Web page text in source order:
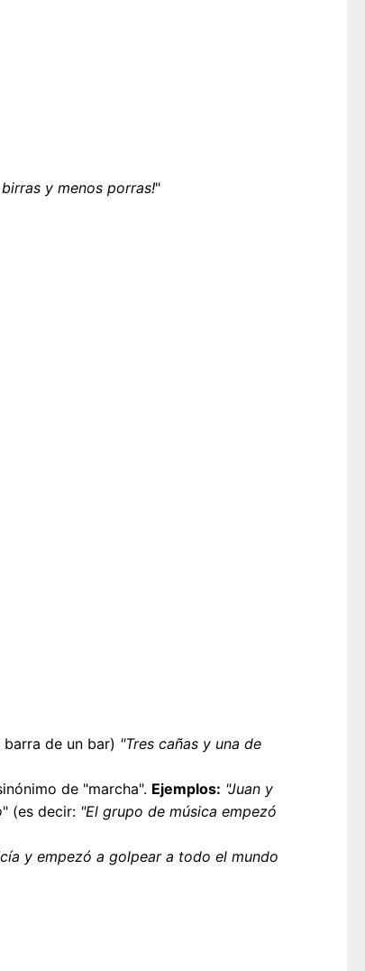
birras y menos porras!"
barra de un bar) "Tres cañas y una de
de "marcha". Ejemplos: "Juan y
" (es decir: "El grupo de música empezó
y empezó a golpear a todo el mundo